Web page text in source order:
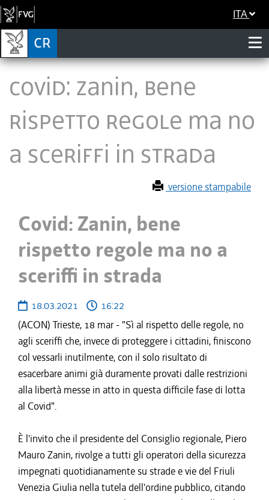
ITA
Covid: Zanin, bene
rispetto regole ma no
a sceriffi in strada
versione stampabile
Covid: Zanin, bene
rispetto regole ma no a
sceriffi in strada
18.03.2021
16:22
(ACON) Trieste, 18 mar - "Sì al rispetto delle regole, no
agli sceriffi che, invece di proteggere i cittadini, finiscono
col vessarli inutilmente, con il solo risultato di
esacerbare animi già duramente provati dalle restrizioni
alla libertà messe in atto in questa difficile fase di lotta
al Covid".
È l'invito che il presidente del Consiglio regionale, Piero
Mauro Zanin, rivolge a tutti gli operatori della sicurezza
impegnati quotidianamente su strade e vie del Friuli
Venezia Giulia nella tutela dell'ordine pubblico, citando